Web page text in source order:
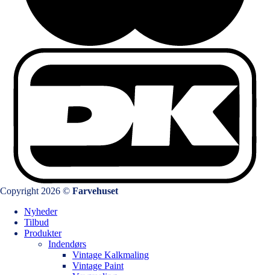
Copyright 2026 © Farvehuset
Nyheder
Tilbud
Produkter
Indendørs
Vintage Kalkmaling
Vintage Paint